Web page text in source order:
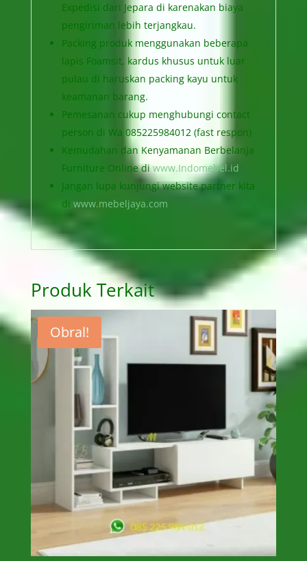
Expedisi dari Jepara di karenakan biaya
pengiriman lebih terjangkau.
Packing produk menggunakan beberapa
lapis Foamsit, kardus khusus untuk luar
pulau di haruskan packing kayu untuk
keamanan barang.
Pemesanan cukup menghubungi contact
person di Wa 085225984012 (fast respon)
Kemudahan dan Kenyamanan Berbelanja
Furniture Online diwww.Indomebel.id
Jangan lupa kunjungi website partner kita
di www.mebeljaya.com
Produk Terkait
Obral!